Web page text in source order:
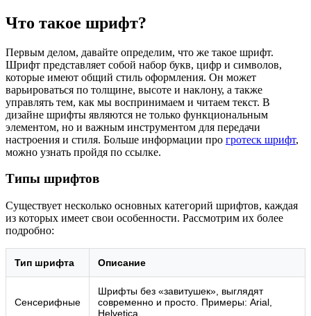
Что такое шрифт?
Первым делом, давайте определим, что же такое шрифт.
Шрифт представляет собой набор букв, цифр и символов,
которые имеют общий стиль оформления. Он может
варьироваться по толщине, высоте и наклону, а также
управлять тем, как мы воспринимаем и читаем текст. В
дизайне шрифты являются не только функциональным
элементом, но и важным инструментом для передачи
настроения и стиля. Больше информации про гротеск шрифт,
можно узнать пройдя по ссылке.
Типы шрифтов
Существует несколько основных категорий шрифтов, каждая
из которых имеет свои особенности. Рассмотрим их более
подробно:
Тип шрифта Описание
Сенсерифные
Шрифты без «завитушек», выглядят
современно и просто. Примеры: Arial,
Helvetica.